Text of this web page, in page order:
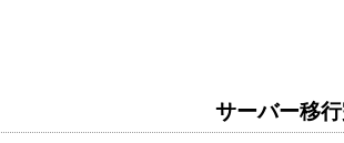
サーバー移